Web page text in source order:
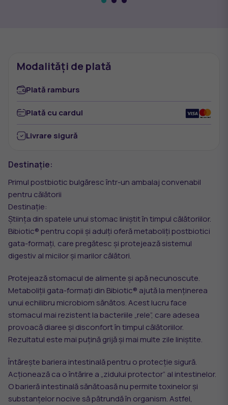
Modalități de plată
Plată ramburs
Plată cu cardul
Livrare sigură
Destinație:
Primul postbiotic bulgăresc într-un ambalaj convenabil
pentru călătorii
Destinație:
Știința din spatele unui stomac liniștit în timpul călătoriilor.
Bibiotic® pentru copii și adulți oferă metaboliți postbiotici
gata-formați, care pregătesc și protejează sistemul
digestiv al micilor și marilor călători.
Protejează stomacul de alimente și apă necunoscute.
Metaboliții gata-formați din Bibiotic® ajută la menținerea
unui echilibru microbiom sănătos. Acest lucru face
stomacul mai rezistent la bacteriile „rele”, care adesea
provoacă diaree și disconfort în timpul călătoriilor.
Rezultatul este mai puțină grijă și mai multe zile liniștite.
Întărește bariera intestinală pentru o protecție sigură.
Acționează ca o întărire a „zidului protector” al intestinelor.
O barieră intestinală sănătoasă nu permite toxinelor și
substanțelor nocive să pătrundă în organism. Astfel,